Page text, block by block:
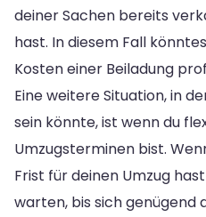
deiner Sachen bereits
hast. In diesem Fall
Kosten einer Beiladung
Eine weitere Situation, in
sein könnte, ist wenn du
Umzugsterminen bist.
Frist für deinen Umzug
warten, bis sich genügend